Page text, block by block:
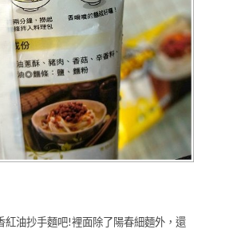
紅油抄手麵吧!裡面除了陽春細麵外，還